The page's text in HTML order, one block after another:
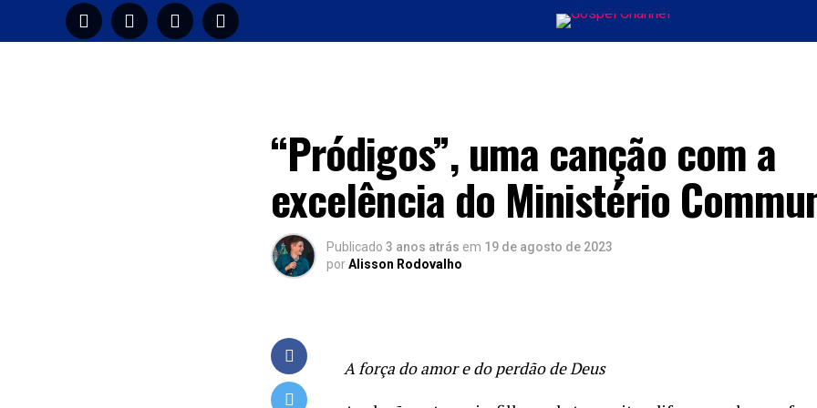
“Pródigos”, uma canção com a
excelência do Ministério
Publicado 3 anos atrás em 19 de agosto de 2023
porAlisson Rodovalho
A força do amor e do perdão de Deus